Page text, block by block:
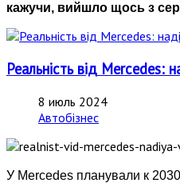
кажучи, вийшло щось з
Реальність від Mercedes:
8 июль 2024
Автобізнес
У Mercedes планували к